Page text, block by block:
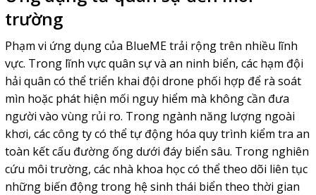
trường
Phạm vi ứng dụng của BlueME trải rộng trên nhiều lĩnh
vực. Trong lĩnh vực quân sự và an ninh biển, các hạm đội
hải quân có thể triển khai đội drone phối hợp để rà soát
mìn hoặc phát hiện mối nguy hiểm mà không cần đưa
người vào vùng rủi ro. Trong ngành năng lượng ngoài
khơi, các công ty có thể tự động hóa quy trình kiểm tra an
toàn kết cấu đường ống dưới đáy biển sâu. Trong nghiên
cứu môi trường, các nhà khoa học có thể theo dõi liên tục
những biến động trong hệ sinh thái biển theo thời gian